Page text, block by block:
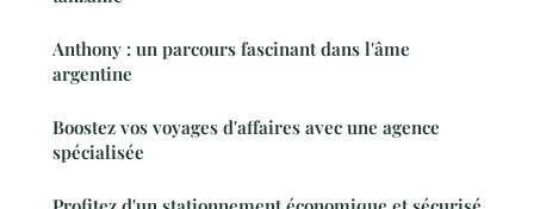
Anthony : un parcours fascinant dans l'âme
argentine
Boostez vos voyages d'affaires avec une agence
spécialisée